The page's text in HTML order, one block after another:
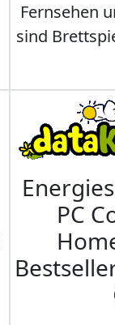
Fernsehen
sind
PC